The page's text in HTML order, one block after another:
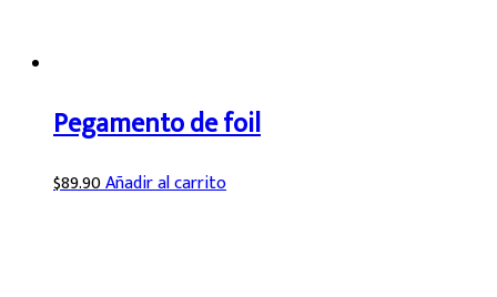
Pegamento de foil
$89.90Añadir al carrito